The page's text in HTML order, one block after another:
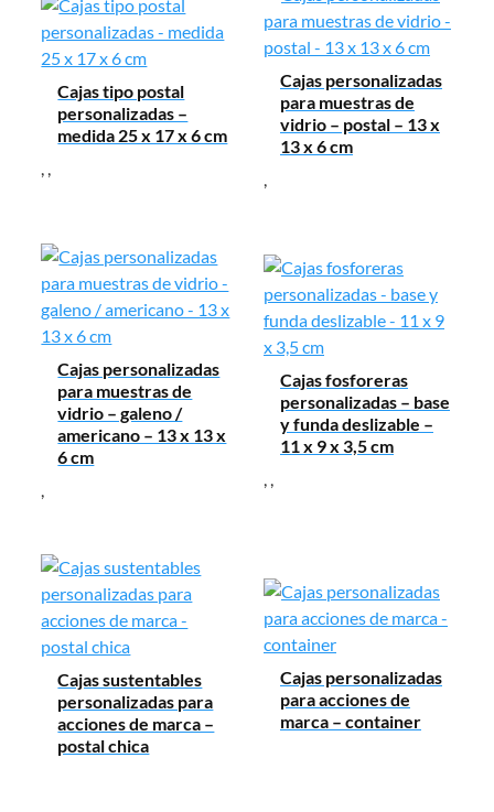
Cajas tipo postal
personalizadas –
medida 25 x 17 x 6 cm
Cajas personalizadas
para muestras de
vidrio – postal – 13 x
13 x 6 cm
Cajas personalizadas
para muestras de
vidrio – galeno /
americano – 13 x 13 x
6 cm
Cajas fosforeras
personalizadas – base
y funda deslizable –
11 x 9 x 3,5 cm
Cajas sustentables
personalizadas para
acciones de marca –
postal chica
Cajas personalizadas
para acciones de
marca – container